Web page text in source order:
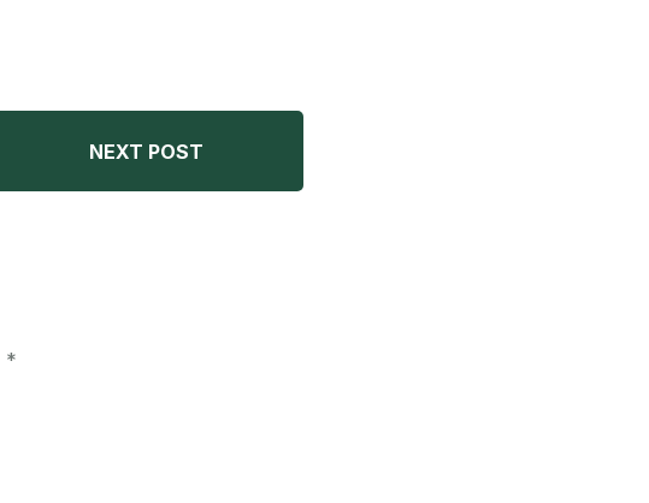
NEXT POST
*